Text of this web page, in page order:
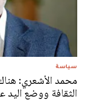
سياسة
محمد الأشعري:
الثقافة ووضع اليد